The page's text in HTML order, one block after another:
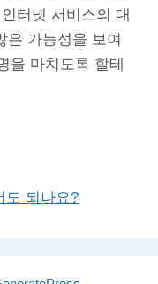
터넷 서비스의 대
은 가능성을 보여
을 마치도록 할테
도 되나요?